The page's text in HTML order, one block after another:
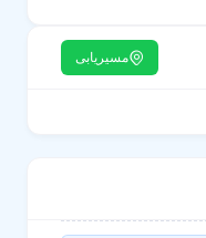
مسیریابی